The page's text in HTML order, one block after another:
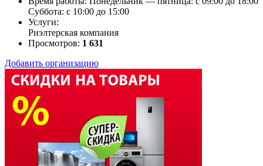
Суббота: c 10:00 до 15:00
Услуги:
Риэлтерская компания
Просмотров: 1 631
Добавить организацию